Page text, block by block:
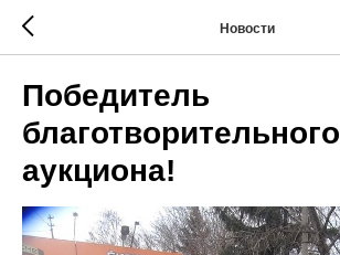
Новости
Победитель
благотворительного
аукциона!